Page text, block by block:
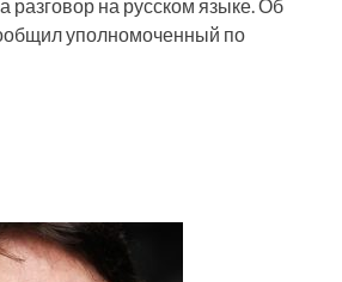
разговор на русском языке. Об
уполномоченный по